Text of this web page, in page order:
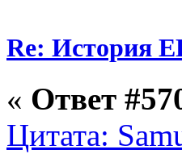
Re: История
« Ответ
Цитата: